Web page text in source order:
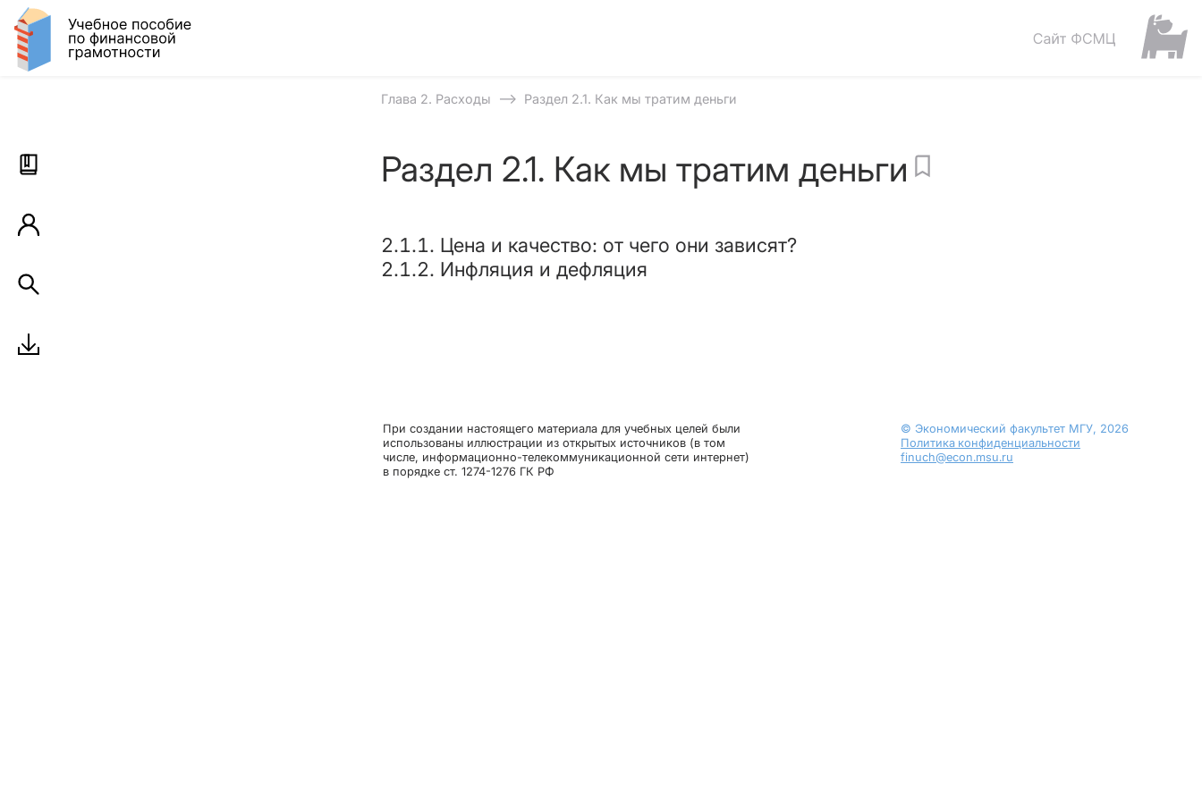
Глава 2. Расходы ⟶ Раздел 2.1. Как мы тратим деньги
Раздел 2.1. Как мы тратим деньги
2.1.1. Цена и качество: от чего они зависят?
2.1.2. Инфляция и дефляция
При создании настоящего материала для учебных целей были
использованы иллюстрации из открытых источников (в том
числе, информационно-телекоммуникационной сети интернет)
в порядке ст. 1274-1276 ГК РФ
© Экономический факультет МГУ, 2026
Политика конфиденциальности
finuch@econ.msu.ru